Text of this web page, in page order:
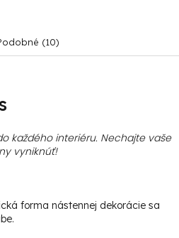
(10)
každého interiéru. Nechajte vaše
vyniknúť!
forma nástennej dekorácie sa